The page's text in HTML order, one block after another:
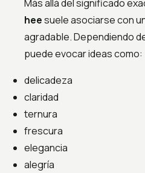
Más allá del significado
heesuele asociarse con
agradable. Dependiendo
puede evocar ideas como:
delicadeza
claridad
ternura
frescura
elegancia
alegría